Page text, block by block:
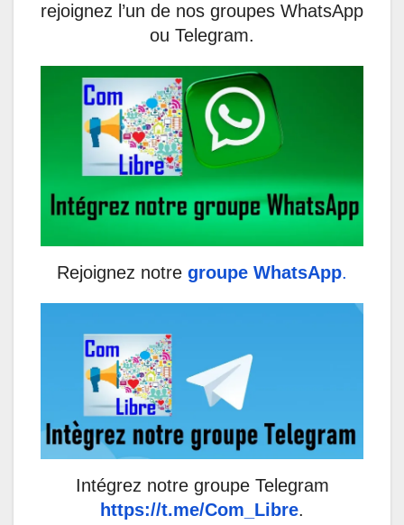
rejoignez l’un de nos groupes WhatsApp
ou Telegram.
Rejoignez notre groupe WhatsApp.
Intégrez notre groupe Telegram
https://t.me/Com_Libre.